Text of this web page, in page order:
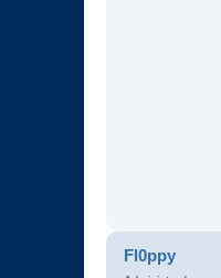
Fl0ppy